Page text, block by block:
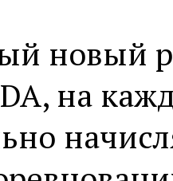
новый
на